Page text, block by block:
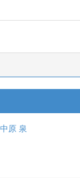
中原 泉